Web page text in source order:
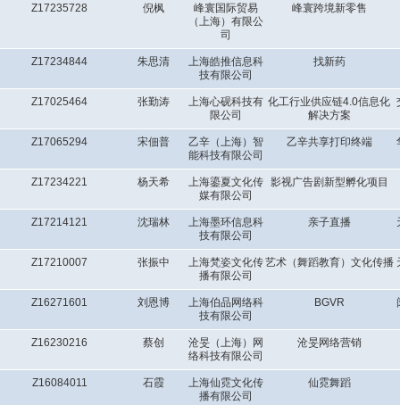
Z17235728 倪枫
峰寰国际贸易
（上海）有限公
司
峰寰跨境新零售
Z17234844 朱思清
上海皓推信息科
技有限公司
找新药
Z17025464 张勤涛
上海心砚科技有
限公司
化工行业供应链4.0信息化
解决方案
Z17065294 宋佃普
乙辛（上海）智
能科技有限公司
乙辛共享打印终端
Z17234221 杨天希
上海鎏夏文化传
媒有限公司
影视广告剧新型孵化项目
Z17214121 沈瑞林
上海墨环信息科
技有限公司
亲子直播
Z17210007 张振中
上海梵姿文化传
播有限公司
艺术（舞蹈教育）文化传播
Z16271601 刘恩博
上海伯品网络科
技有限公司
BGVR
Z16230216 蔡创
沧旻（上海）网
络科技有限公司
沧旻网络营销
Z16084011 石霞
上海仙霓文化传
播有限公司
仙霓舞蹈